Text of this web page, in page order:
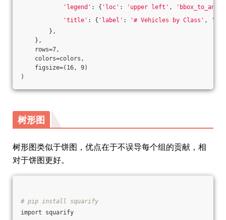
'legend' : { 'loc' : 'upper left' ,
'title' : { 'label' : '# Vehicles by Class' ,
},
},
rows=7,
colors=colors,
figsize=(16, 9)
)
树形图
树形图类似于饼图，优点在于不误导每个组的贡献，相
对于饼图更好。
# pip install squarify
import squarify